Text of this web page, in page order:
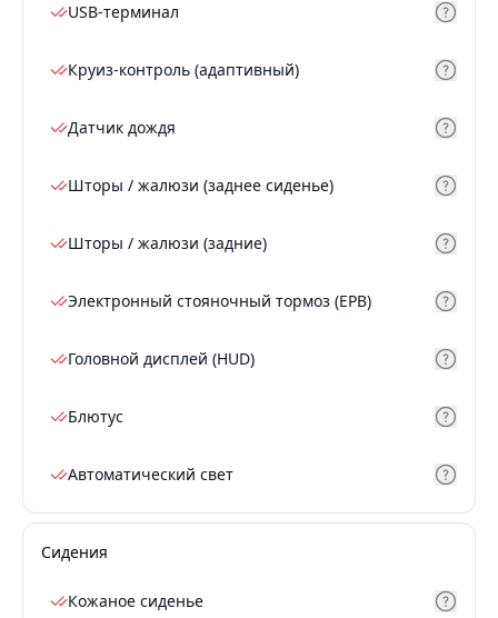
USB-терминал
Круиз-контроль (адаптивный)
Датчик дождя
Шторы / жалюзи (заднее сиденье)
Шторы / жалюзи (задние)
Электронный стояночный тормоз (EPB)
Головной дисплей (HUD)
Блютус
Автоматический свет
Сидения
Кожаное сиденье